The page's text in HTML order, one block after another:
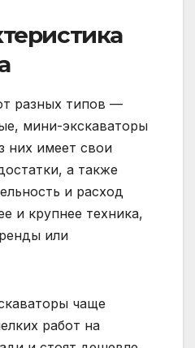
разных типов —
мини-экскаваторы
них имеет свои
а также
и расход
и крупнее техника,
или
чаще
работ на